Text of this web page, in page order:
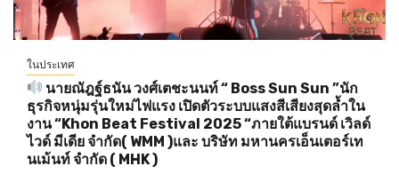
ในประเทศ
นายณัฎฐ์ธนัน วงศ์เตชะนนท์ “ Boss Sun Sun ”นัก
ธุรกิจหนุ่มรุ่นใหม่ไฟแรง เปิดตัวระบบแสงสีเสียงสุดล้ำใน
งาน “Khon Beat Festival 2025 “ภายใต้แบรนด์ เวิลด์
ไวด์ มีเดีย จำกัด( WMM )และ บริษัท มหานครเอ็นเตอร์เท
นเม้นท์ จำกัด ( MHK )